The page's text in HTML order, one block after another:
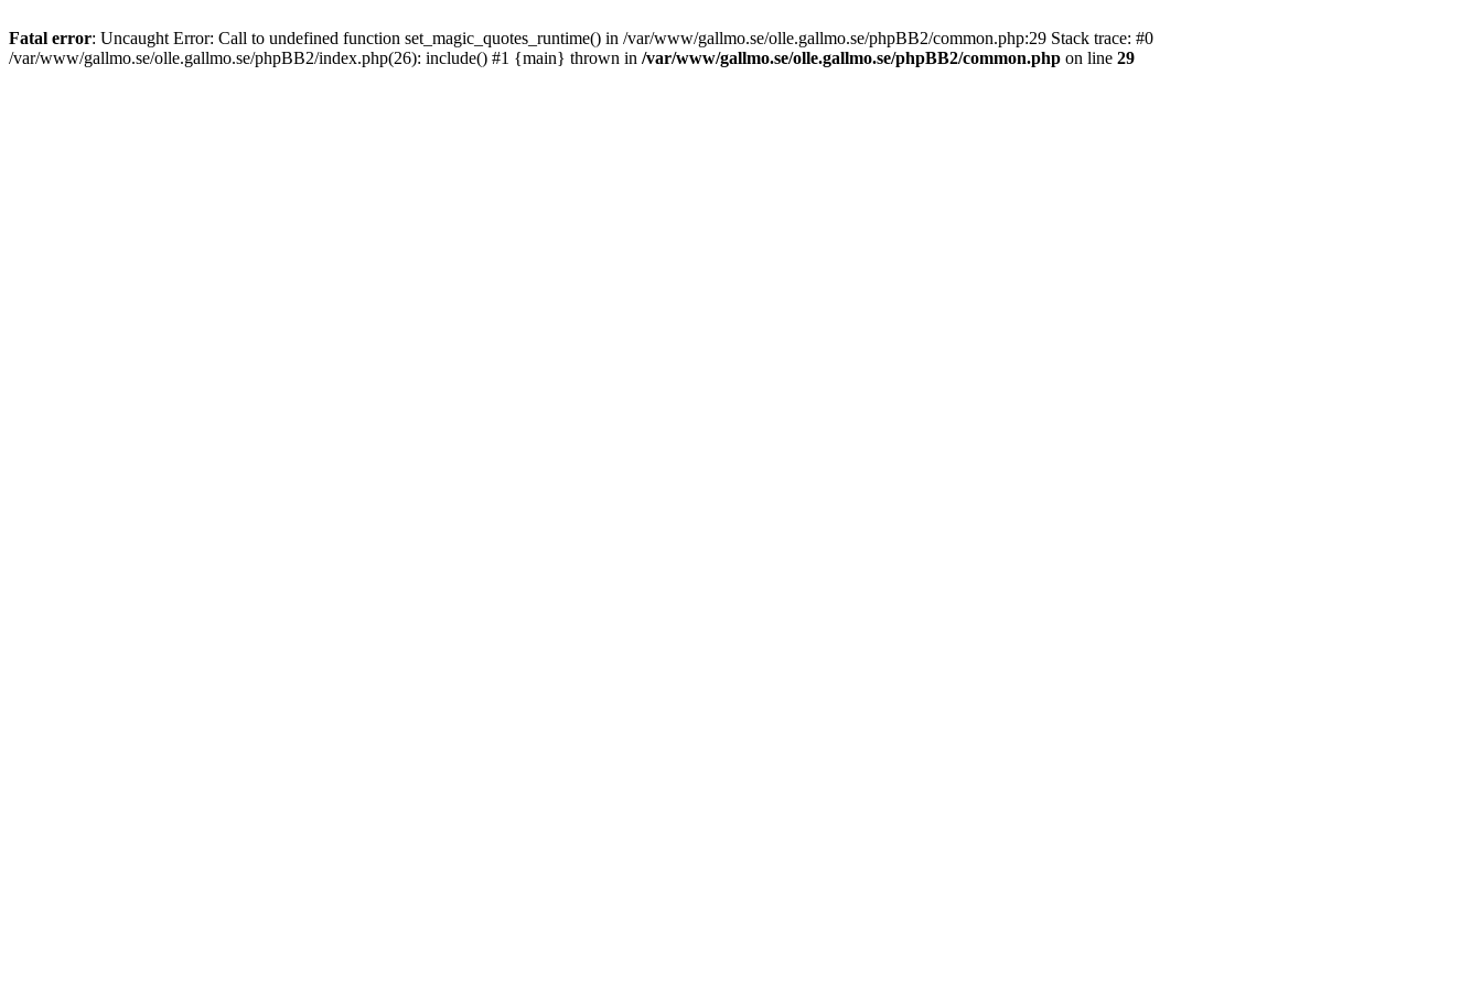
Fatal error: Uncaught Error: Call to undefined function set_magic_quotes_runtime() in /var/www/gallmo.se/olle.gallmo.se/phpBB2/common.php:29 Stack trace: #0
/var/www/gallmo.se/olle.gallmo.se/phpBB2/index.php(26): include() #1 {main} thrown in /var/www/gallmo.se/olle.gallmo.se/phpBB2/common.php on line 29